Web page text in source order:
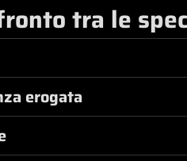
tra le
erogata